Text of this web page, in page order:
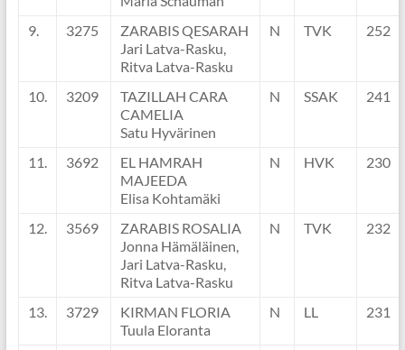
9.
3275
ZARABIS QESARAH
Jari Latva-Rasku,
Ritva Latva-Rasku
N TVK 252
10. 3209
TAZILLAH CARA
CAMELIA
Satu Hyvärinen
N SSAK 241
11. 3692
EL HAMRAH
MAJEEDA
Elisa Kohtamäki
N HVK 230
12. 3569
ZARABIS ROSALIA
Jonna Hämäläinen,
Jari Latva-Rasku,
Ritva Latva-Rasku
N TVK 232
13. 3729
KIRMAN FLORIA
Tuula Eloranta
N LL 231